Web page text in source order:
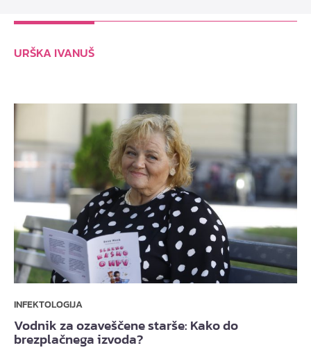
URŠKA IVANUŠ
INFEKTOLOGIJA
Vodnik za ozaveščene starše: Kako do
brezplačnega izvoda?